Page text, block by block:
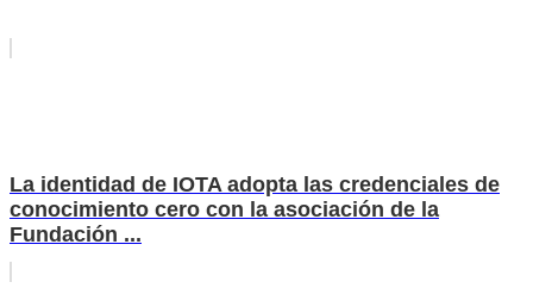
La identidad de IOTA adopta las credenciales de
conocimiento cero con la asociación de la
Fundación ...